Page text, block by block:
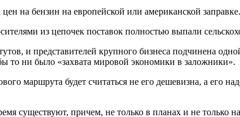
на бензин на европейской или американской заправке.
из цепочек поставок полностью выпали
и представителей крупного бизнеса подчинена
то ни было «захвата мировой экономики в заложники».
маршрута будет считаться не его дешевизна, а его
существуют, причем, не только в планах и не только